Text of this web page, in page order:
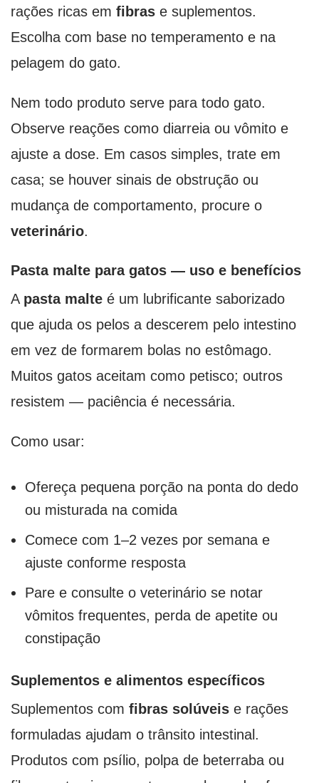
rações ricas em fibras e suplementos.
Escolha com base no temperamento e na
pelagem do gato.
Nem todo produto serve para todo gato.
Observe reações como diarreia ou vômito e
ajuste a dose. Em casos simples, trate em
casa; se houver sinais de obstrução ou
mudança de comportamento, procure o
veterinário.
Pasta malte para gatos — uso e benefícios
A pasta malte é um lubrificante saborizado
que ajuda os pelos a descerem pelo intestino
em vez de formarem bolas no estômago.
Muitos gatos aceitam como petisco; outros
resistem — paciência é necessária.
Como usar:
Ofereça pequena porção na ponta do dedo
ou misturada na comida
Comece com 1–2 vezes por semana e
ajuste conforme resposta
Pare e consulte o veterinário se notar
vômitos frequentes, perda de apetite ou
constipação
Suplementos e alimentos específicos
Suplementos com fibras solúveis e rações
formuladas ajudam o trânsito intestinal.
Produtos com psílio, polpa de beterraba ou